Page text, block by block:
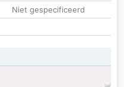
Niet gespecificeerd